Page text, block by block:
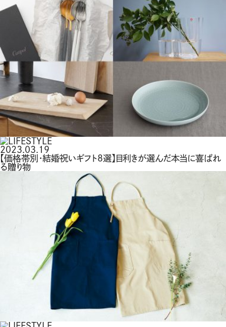
2023.03.19
【価格帯別・結婚祝いギフト8選】目利きが選んだ本当に喜ばれ
る贈り物